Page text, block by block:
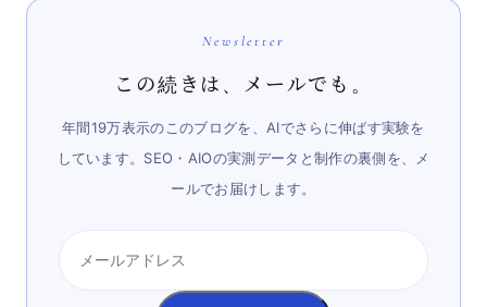
Newsletter
この続きは、メールでも。
年間19万表示のこのブログを、AIでさらに伸ばす実験を
しています。SEO・AIOの実測データと制作の裏側を、メ
ールでお届けします。